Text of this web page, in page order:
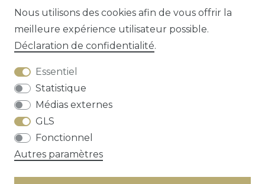
Droit de rétractation
confidentialité
Nous utilisons des cookies afin de vous offrir la
meilleure expérience utilisateur possible.
Déclaration de confidentialité.
Essentiel
Statistique
Médias externes
GLS
Fonctionnel
Autres paramètres